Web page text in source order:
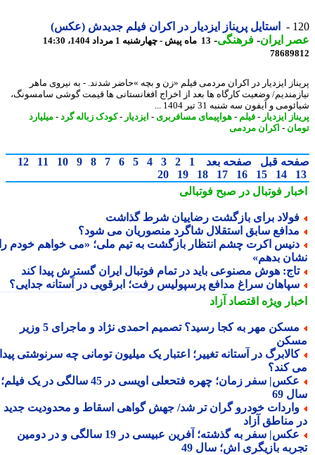
استایل پریناز ایزدیار در اکران فیلم جدیدش (عکس)
ایران- فرهنگی-13 ماه پیش - چهارشنبه 1 مرداد 1404، 14:30
ایزدیار در اکران مردمی فیلم «زن و بچه »حاضر شدند. - به نیروی ماهر
وضعیت کارگاه ها بعد از اخراج افغانستانی ها قیمت گوشی سامسونگ،
و آیفون سه شنبه 31 تیر 1404 ...
ایزدیار -فیلم -هواپیمای مسافربری - ایزدیار -کودک زباله گرد-میلیارد
-اکران مردمی
قبل صفحه بعد 1
2
3
4
5
6
7
8
9
10
11
12
14
15
16
17
18
19
20
فوتبال در صبح فوتبالی
برای بازگشت رضاییان شرط گذاشت
سابق استقلال شاگرد منصوریان می شود؟
اکرت چشم انتظار بازگشت به تیم ملی؛ «می خواهم خودم را
بدهم»
هوش مصنوعی باید در تمام فوتبال ایران گسترش پیدا کند
سراغ مدافع پرسپولیس رفت؛ ابرقویی در آستانه جدایی؟
ویژهاقتصاد آزاد
مسکن مهر به کجا رسید؟ تصمیم احمدی نژاد و ماجرای 5 وزیر
در آستانه تغییر؛ اعتبار یک میلیون تومانی چه سرنوشتی پیدا
کند؟
عکس| سفر زمان؛ چهره فتحعلی اویسی در 45 سالگی در یک فیلم؛
69
خودرو گران تر شد/ جهش گواهی اسقاط و محدودیت جدید
مناطق آزاد
عکس| سفر به گذشته؛ آفرین عبیسی در 19 سالگی و در دومین
بازیگری اش؛ سال 49